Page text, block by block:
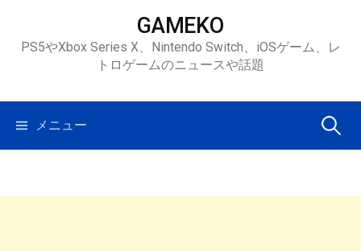
ツ
ス
GAMEKO
PS5やXbox Series X、Nintendo Switch、iOSゲーム、レ
トロゲームのニュースや話題
メニュー 検